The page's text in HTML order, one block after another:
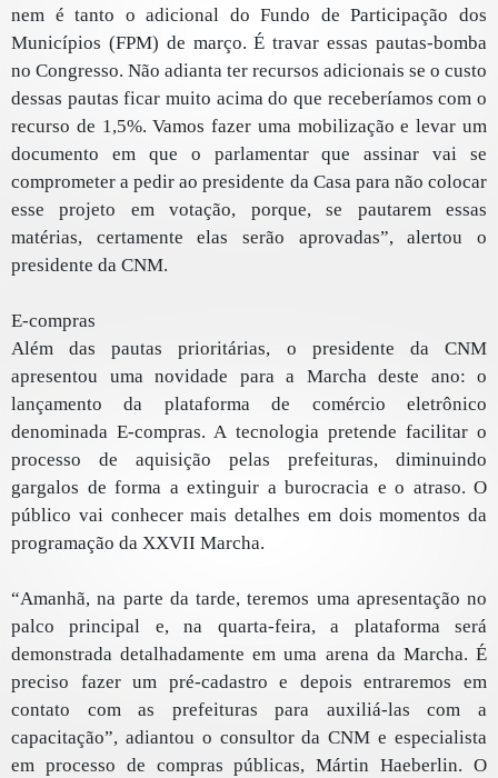
nem é tanto o adicional do Fundo de Participação dos
Municípios (FPM) de março. É travar essas pautas-bomba
no Congresso. Não adianta ter recursos adicionais se o custo
dessas pautas ficar muito acima do que receberíamos com o
recurso de 1,5%. Vamos fazer uma mobilização e levar um
documento em que o parlamentar que assinar vai se
comprometer a pedir ao presidente da Casa para não colocar
esse projeto em votação, porque, se pautarem essas
matérias, certamente elas serão aprovadas”, alertou o
presidente da CNM.
E-compras
Além das pautas prioritárias, o presidente da CNM
apresentou uma novidade para a Marcha deste ano: o
lançamento da plataforma de comércio eletrônico
denominada E-compras. A tecnologia pretende facilitar o
processo de aquisição pelas prefeituras, diminuindo
gargalos de forma a extinguir a burocracia e o atraso. O
público vai conhecer mais detalhes em dois momentos da
programação da XXVII Marcha.
“Amanhã, na parte da tarde, teremos uma apresentação no
palco principal e, na quarta-feira, a plataforma será
demonstrada detalhadamente em uma arena da Marcha. É
preciso fazer um pré-cadastro e depois entraremos em
contato com as prefeituras para auxiliá-las com a
capacitação”, adiantou o consultor da CNM e especialista
em processo de compras públicas, Mártin Haeberlin. O